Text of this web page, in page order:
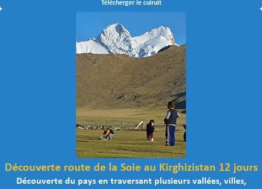
Télécherger le cuiruit
Découverte route de la Soie au Kirghizistan 12 jours
Découverte du pays en traversant plusieurs vallées, villes,